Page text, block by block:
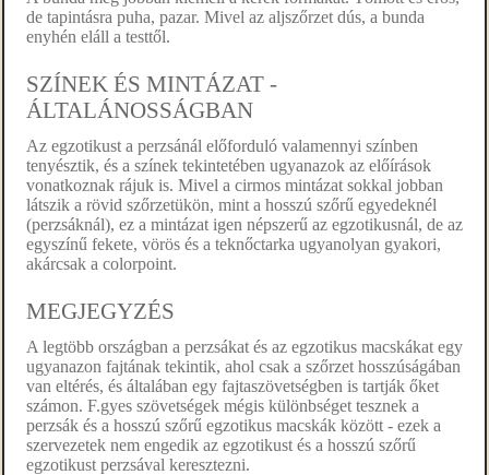
de tapintásra puha, pazar. Mivel az aljszőrzet dús, a bunda
enyhén eláll a testtől.
SZÍNEK ÉS MINTÁZAT -
ÁLTALÁNOSSÁGBAN
Az egzotikust a perzsánál előforduló valamennyi színben
tenyésztik, és a színek tekintetében ugyanazok az előírások
vonatkoznak rájuk is. Mivel a cirmos mintázat sokkal jobban
látszik a rövid szőrzetükön, mint a hosszú szőrű egyedeknél
(perzsáknál), ez a mintázat igen népszerű az egzotikusnál, de az
egyszínű fekete, vörös és a teknőctarka ugyanolyan gyakori,
akárcsak a colorpoint.
MEGJEGYZÉS
A legtöbb országban a perzsákat és az egzotikus macskákat egy
ugyanazon fajtának tekintik, ahol csak a szőrzet hosszúságában
van eltérés, és általában egy fajtaszövetségben is tartják őket
számon. F.gyes szövetségek mégis különbséget tesznek a
perzsák és a hosszú szőrű egzotikus macskák között - ezek a
szervezetek nem engedik az egzotikust és a hosszú szőrű
egzotikust perzsával keresztezni.